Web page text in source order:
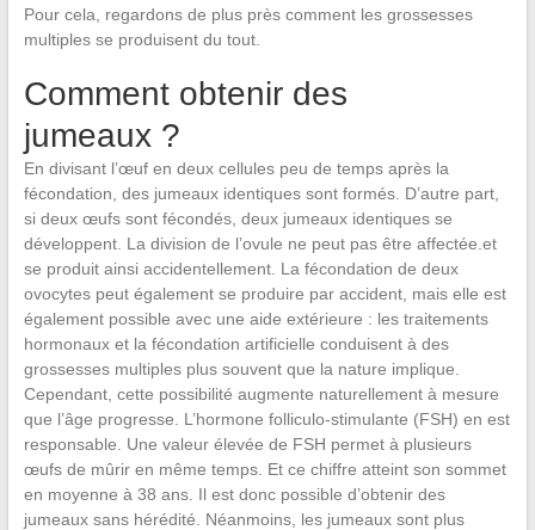
Pour cela, regardons de plus près comment les grossesses
multiples se produisent du tout.
Comment obtenir des
jumeaux ?
En divisant l’œuf en deux cellules peu de temps après la
fécondation, des jumeaux identiques sont formés. D’autre part,
si deux œufs sont fécondés, deux jumeaux identiques se
développent. La division de l’ovule ne peut pas être affectée.et
se produit ainsi accidentellement. La fécondation de deux
ovocytes peut également se produire par accident, mais elle est
également possible avec une aide extérieure : les traitements
hormonaux et la fécondation artificielle conduisent à des
grossesses multiples plus souvent que la nature implique.
Cependant, cette possibilité augmente naturellement à mesure
que l’âge progresse. L’hormone folliculo-stimulante (FSH) en est
responsable. Une valeur élevée de FSH permet à plusieurs
œufs de mûrir en même temps. Et ce chiffre atteint son sommet
en moyenne à 38 ans. Il est donc possible d’obtenir des
jumeaux sans hérédité. Néanmoins, les jumeaux sont plus